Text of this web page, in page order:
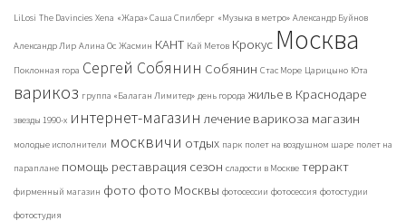
LiLosi The Davincies Xena «Жара» Саша Спилберг «Музыка в метро» Александр Буйнов
Александр Лир Алина Ос Жасмин КАНТ Кай Метов Крокус Москва
Поклонная гора Сергей Собянин Собянин Стас Море Царицыно Юта
варикоз группа «Балаган Лимитед» день города жилье в Краснодаре
звезды 1990-х интернет-магазин лечение варикоза магазин
молодые исполнители москвичи отдых парк полет на воздушном шаре полет на
параплане помощь реставрация сезон сладости в Москве терракт
фирменный магазин фото фото Москвы фотосессии фотосессия фотостудии
фотостудия